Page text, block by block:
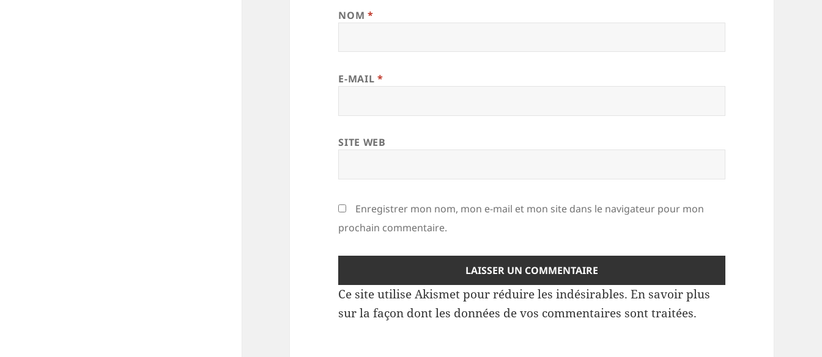
NOM *
E-MAIL *
SITE WEB
Enregistrer mon nom, mon e-mail et mon site dans le navigateur pour mon
prochain commentaire.
Ce site utilise Akismet pour réduire les indésirables.En savoir plus
sur la façon dont les données de vos commentaires sont traitées.